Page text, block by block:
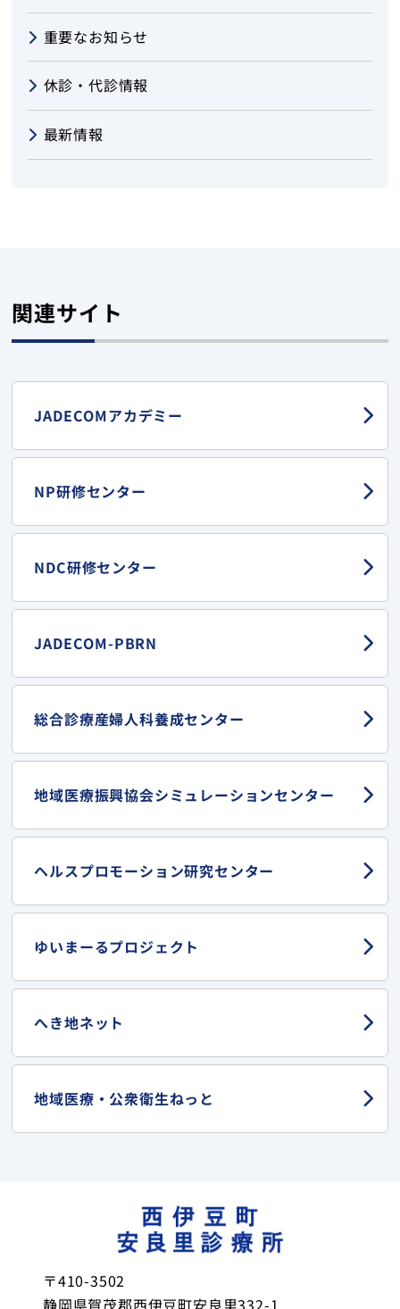
重要なお知らせ
休診・代診情報
最新情報
関連サイト
JADECOMアカデミー
NP研修センター
NDC研修センター
JADECOM-PBRN
総合診療産婦人科養成センター
地域医療振興協会シミュレーションセンター
ヘルスプロモーション研究センター
ゆいまーるプロジェクト
へき地ネット
地域医療・ 公衆衛生ねっと
〒410-3502
静岡県賀茂郡西伊豆町安良里332-1